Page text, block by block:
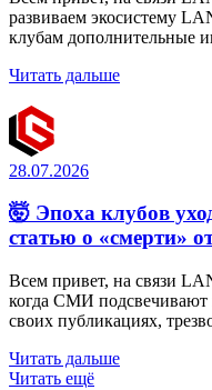
развиваем экосистему
клубам дополнительные
Читать дальше
28.07.2026
🤯 Эпоха клубов
статью о «смерти»
Всем привет, на связи
когда СМИ
своих публикациях,
Читать дальше
Читать ещё